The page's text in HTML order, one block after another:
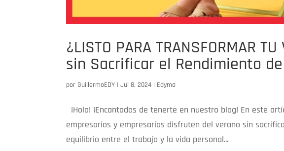
¿LISTO PARA TRANSFORMAR
sin Sacrificar el Rendimiento
por GuillermoEDY |Jul 8, 2024 | Edyma
¡Hola! ¡Encantados de tenerte en nuestro blog! En este
empresarios y empresarias disfruten del verano sin
equilibrio entre el trabajo y la vida personal...